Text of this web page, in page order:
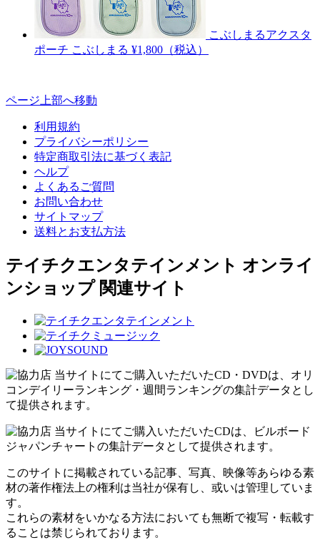
こぶしまるアクスタ
ポーチ こぶしまる ¥1,800（税込）
ページ上部へ移動
利用規約
プライバシーポリシー
特定商取引法に基づく表記
ヘルプ
よくあるご質問
お問い合わせ
サイトマップ
送料とお支払方法
テイチクエンタテインメント オンライ
ンショップ 関連サイト
当サイトにてご購入いただいたCD・DVDは、オリ
コンデイリーランキング・週間ランキングの集計データとし
て提供されます。
当サイトにてご購入いただいたCDは、ビルボード
ジャパンチャートの集計データとして提供されます。
このサイトに掲載されている記事、写真、映像等あらゆる素
材の著作権法上の権利は当社が保有し、或いは管理していま
す。
これらの素材をいかなる方法においても無断で複写・転載す
ることは禁じられております。